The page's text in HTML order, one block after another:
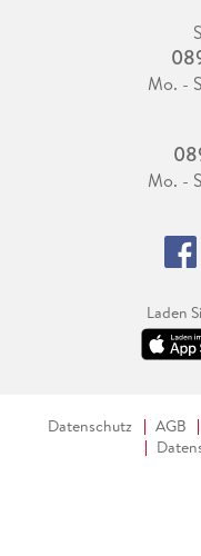
Mo. -
Mo. -
Laden
Datenschutz AGB